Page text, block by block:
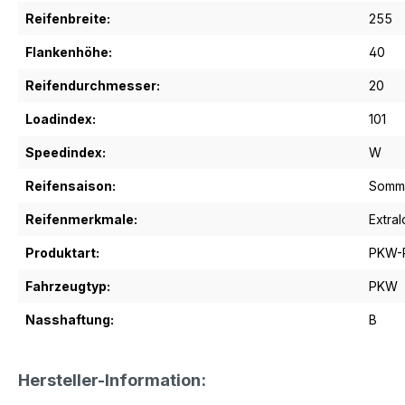
Reifenbreite: 255
Flankenhöhe: 40
Reifendurchmesser: 20
Loadindex: 101
Speedindex: W
Reifensaison:
Reifenmerkmale:
Produktart:
Fahrzeugtyp: PKW
Nasshaftung: B
Hersteller-Information: